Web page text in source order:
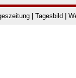
Tagesbild